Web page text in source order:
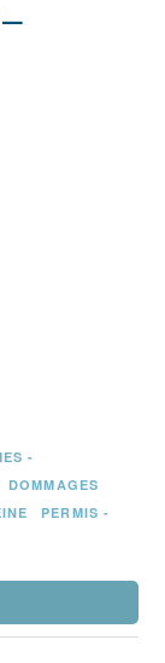
-
DOMMAGES
PERMIS -